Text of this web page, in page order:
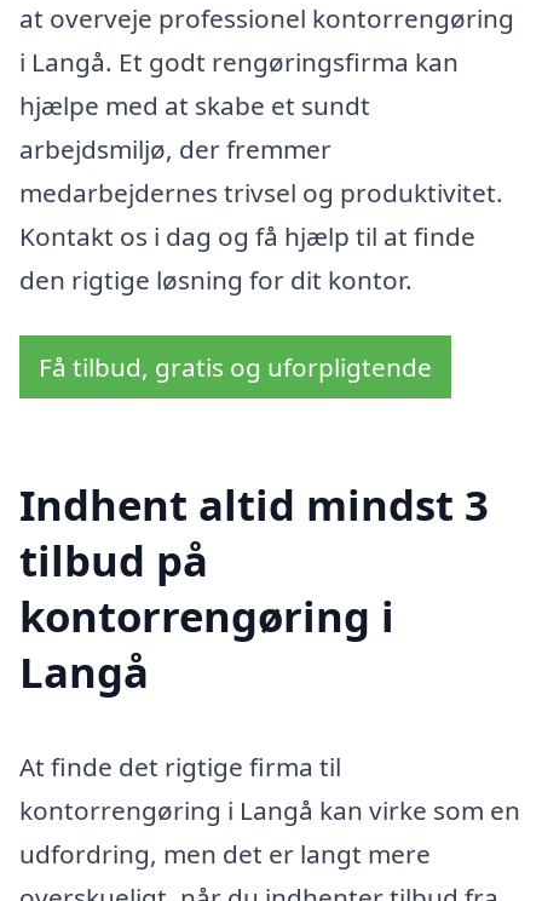
at overveje professionel kontorrengøring
i Langå. Et godt rengøringsfirma kan
hjælpe med at skabe et sundt
arbejdsmiljø, der fremmer
medarbejdernes trivsel og produktivitet.
Kontakt os i dag og få hjælp til at finde
den rigtige løsning for dit kontor.
Få tilbud, gratis og uforpligtende
Indhent altid mindst 3
tilbud på
kontorrengøring i
Langå
At finde det rigtige firma til
kontorrengøring i Langå kan virke som en
udfordring, men det er langt mere